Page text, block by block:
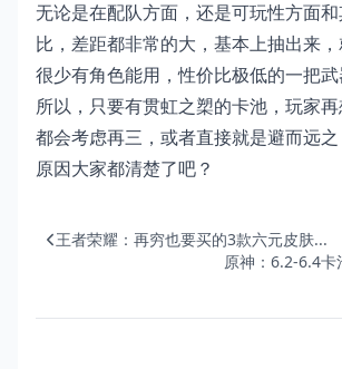
无论是在配队方面，还是可玩性方面
比，差距都非常的大，基本上抽出来，
很少有角色能用，性价比极低的一把武
所以，只要有贯虹之槊的卡池，玩家再
都会考虑再三，或者直接就是避而远之
原因大家都清楚了吧？
王者荣耀：再穷也要买的3款六元皮肤...
原神：6.2-6.4卡